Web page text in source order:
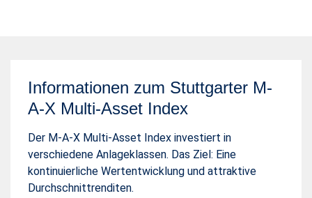
Informationen zum Stuttgarter M-
A-X Multi-Asset Index
Der M-A-X Multi-Asset Index investiert in
verschiedene Anlageklassen. Das Ziel: Eine
kontinuierliche Wertentwicklung und attraktive
Durchschnittrenditen.